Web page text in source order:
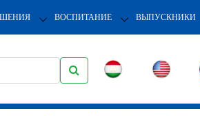
ВОСПИТАНИЕ ВЫПУСКНИКИ